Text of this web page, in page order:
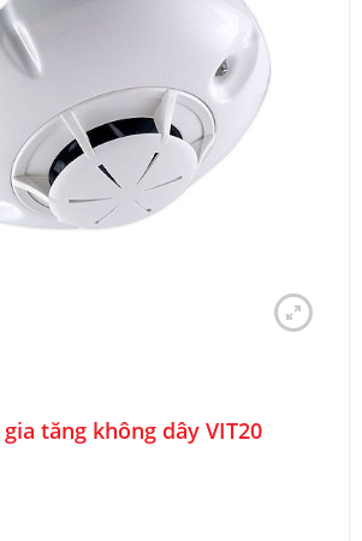
tăng không dây VIT20